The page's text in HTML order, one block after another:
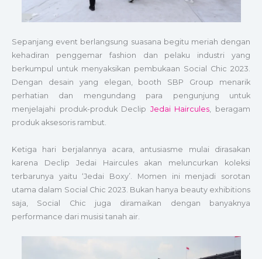
Sepanjang event berlangsung suasana begitu meriah dengan
kehadiran penggemar fashion dan pelaku industri yang
berkumpul untuk menyaksikan pembukaan Social Chic 2023.
Dengan desain yang elegan, booth SBP Group menarik
perhatian dan mengundang para pengunjung untuk
menjelajahi produk-produk Declip Jedai Haircules, beragam
produk aksesoris rambut.
Ketiga hari berjalannya acara, antusiasme mulai dirasakan
karena Declip Jedai Haircules akan meluncurkan koleksi
terbarunya yaitu ‘Jedai Boxy’. Momen ini menjadi sorotan
utama dalam Social Chic 2023. Bukan hanya beauty exhibitions
saja, Social Chic juga diramaikan dengan banyaknya
performance dari musisi tanah air.